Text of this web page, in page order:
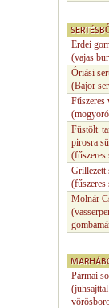
Erdei
(vajas
Óriási
(Bajor
Fűszeres
Füstölt
pirosra
(fűszeres
Grillezett
(fűszeres
Molnár
Pármai